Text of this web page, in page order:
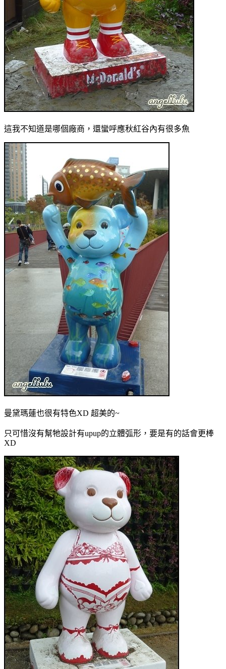
這我不知道是哪個廠商，還蠻呼應秋紅谷內有很多魚
曼黛瑪蓮也很有特色XD 超美的~
只可惜沒有幫牠設計有upup的立體弧形，要是有的話會更棒
XD